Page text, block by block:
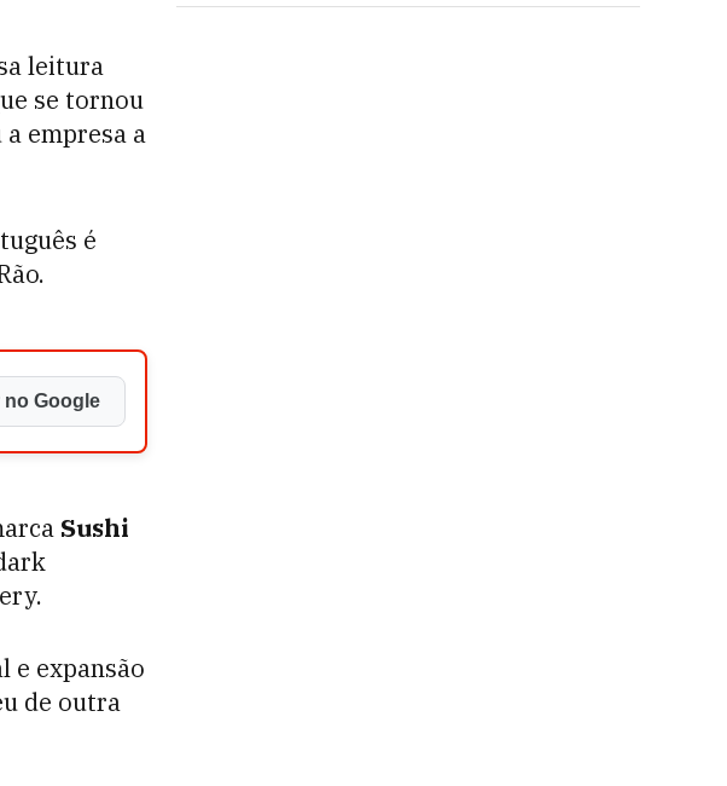
leitura
se tornou
empresa a
é
no Google
Sushi
e expansão
de outra